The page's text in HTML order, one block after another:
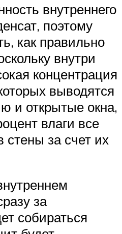
внутреннего
поэтому
как правильно
внутри
концентрация
выводятся
и открытые окна,
влаги все
стены за счет их
за
собираться